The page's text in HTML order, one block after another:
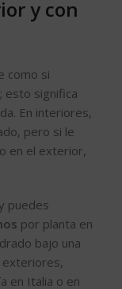
y con
como si
esto significa
En interiores,
pero si le
en el exterior,
puedes
por planta en
bajo una
exteriores,
en Italia o en